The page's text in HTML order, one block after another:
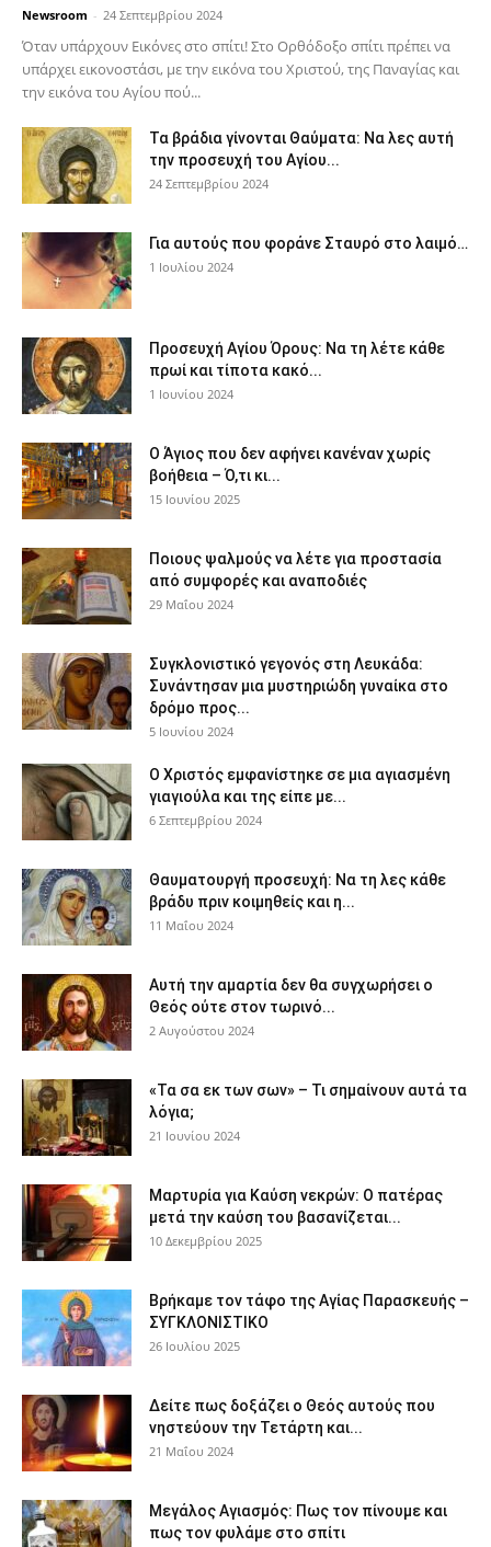
Newsroom - 24 Σεπτεμβρίου 2024
Όταν υπάρχουν Εικόνες στο σπίτι! Στο Ορθόδοξο σπίτι πρέπει να
υπάρχει εικονοστάσι, με την εικόνα του Χριστού, της Παν­αγίας και
την εικόνα του Αγίου πού...
Τα βράδια γίνονται Θαύματα: Να λες αυτή
την προσευχή του Αγίου...
24 Σεπτεμβρίου 2024
Για αυτούς που φοράνε Σταυρό στο λαιμό…
1 Ιουλίου 2024
Προσευχή Αγίου Όρους: Να τη λέτε κάθε
πρωί και τίποτα κακό...
1 Ιουνίου 2024
Ο Άγιος που δεν αφήνει κανέναν χωρίς
βοήθεια – Ό,τι κι...
15 Ιουνίου 2025
Ποιους ψαλμούς να λέτε για προστασία
από συμφορές και αναποδιές
29 Μαΐου 2024
Συγκλονιστικό γεγονός στη Λευκάδα:
Συνάντησαν μια μυστηριώδη γυναίκα στο
δρόμο προς...
5 Ιουνίου 2024
Ο Χριστός εμφανίστηκε σε μια αγιασμένη
γιαγιούλα και της είπε με...
6 Σεπτεμβρίου 2024
Θαυματουργή προσευχή: Να τη λες κάθε
βράδυ πριν κοιμηθείς και η...
11 Μαΐου 2024
Αυτή την αμαρτία δεν θα συγχωρήσει ο
Θεός ούτε στον τωρινό...
2 Αυγούστου 2024
«Τα σα εκ των σων» – Τι σημαίνουν αυτά τα
λόγια;
21 Ιουνίου 2024
Μαρτυρία για Καύση νεκρών: Ο πατέρας
μετά την καύση του βασανίζεται...
10 Δεκεμβρίου 2025
Βρήκαμε τον τάφο της Αγίας Παρασκευής –
ΣΥΓΚΛΟΝΙΣΤΙΚΟ
26 Ιουλίου 2025
Δείτε πως δοξάζει ο Θεός αυτούς που
νηστεύουν την Τετάρτη και...
21 Μαΐου 2024
Μεγάλος Αγιασμός: Πως τον πίνουμε και
πως τον φυλάμε στο σπίτι